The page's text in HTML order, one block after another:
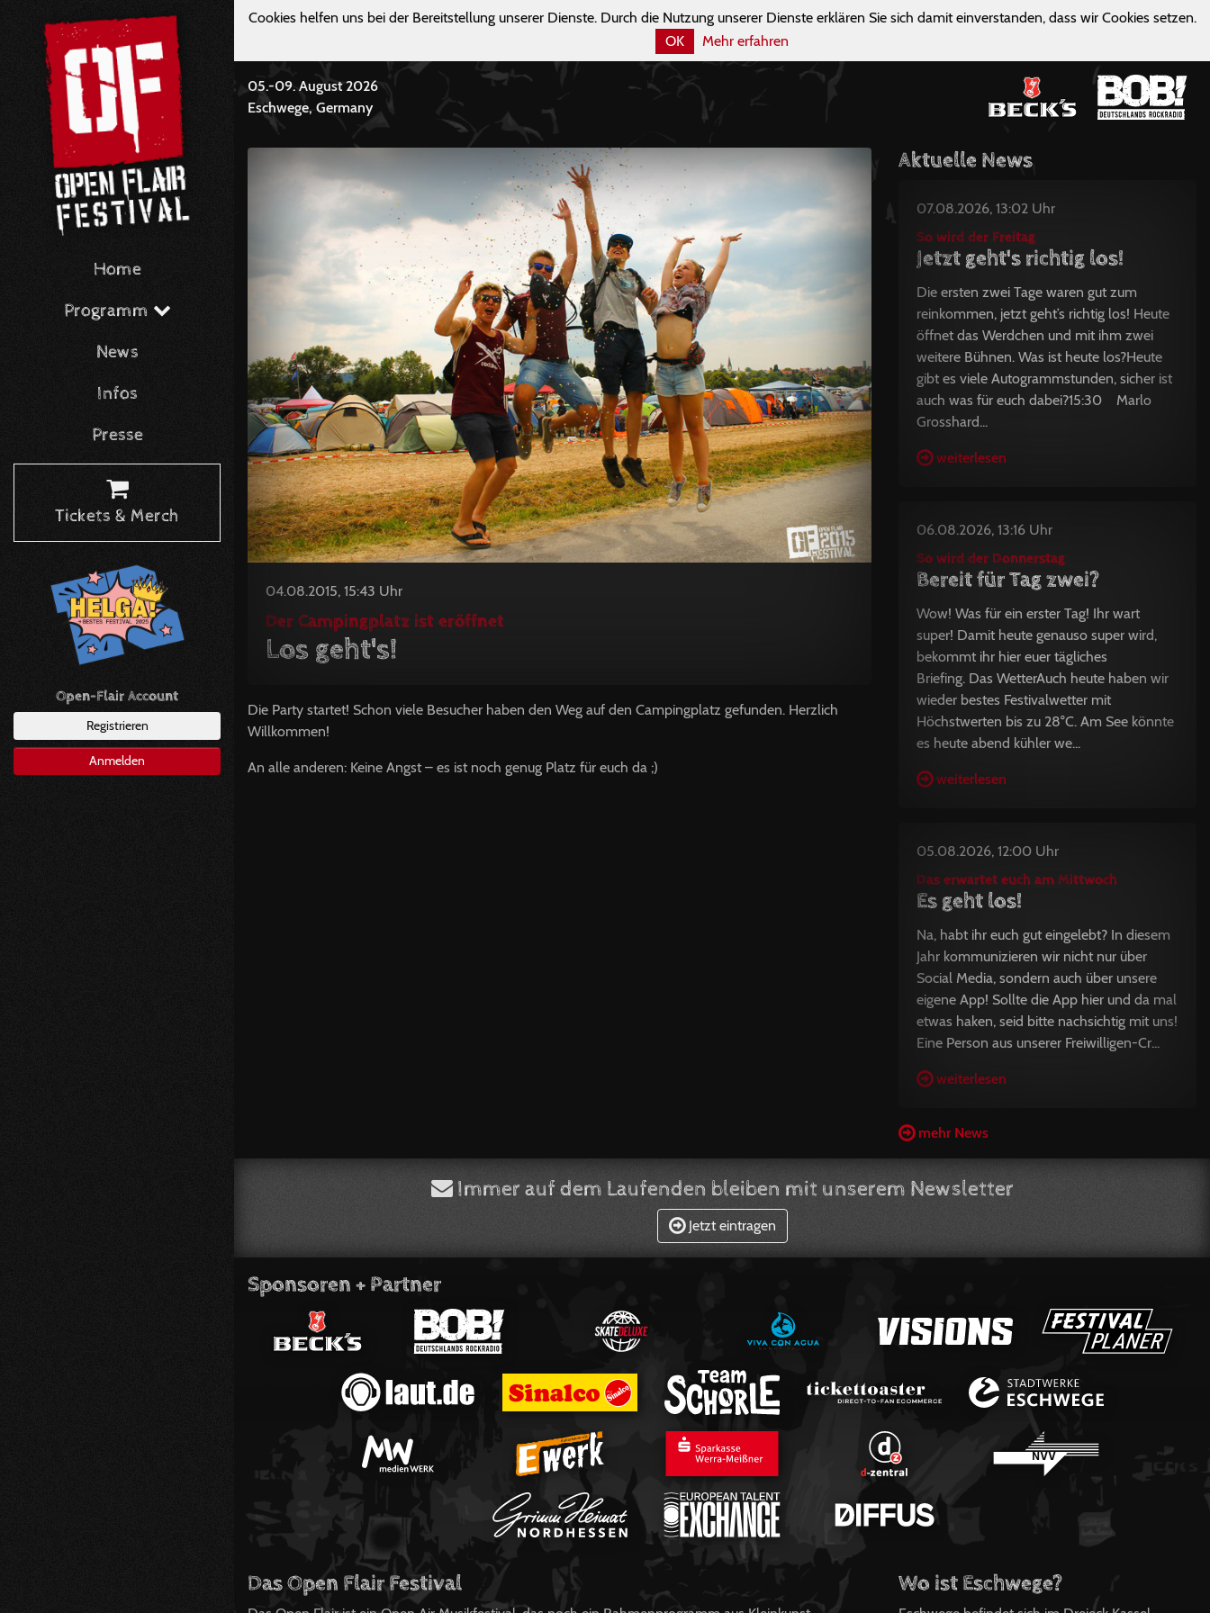
Home
Programm
News
Infos
Presse
Tickets & Merch
Open-Flair Account
Registrieren
Anmelden
Cookies helfen uns bei der Bereitstellung unserer Dienste. Durch die Nutzung unserer Dienste erklären Sie sich damit einverstanden, dass wir Cookies setzen.
OK
Mehr erfahren
05.-09. August 2026
Eschwege, Germany
04.08.2015, 15:43 Uhr
Der Campingplatz ist eröffnet
Los geht's!
Die Party startet! Schon viele Besucher haben den Weg auf den Campingplatz gefunden. Herzlich
Willkommen!
An alle anderen: Keine Angst – es ist noch genug Platz für euch da ;)
Aktuelle News
07.08.2026, 13:02 Uhr
So wird der Freitag
Jetzt geht's richtig los!
Die ersten zwei Tage waren gut zum
reinkommen, jetzt geht’s richtig los! Heute
öffnet das Werdchen und mit ihm zwei
weitere Bühnen. Was ist heute los?Heute
gibt es viele Autogrammstunden, sicher ist
auch was für euch dabei?15:30 Marlo
Grosshard...
weiterlesen
06.08.2026, 13:16 Uhr
So wird der Donnerstag
Bereit für Tag zwei?
Wow! Was für ein erster Tag! Ihr wart
super! Damit heute genauso super wird,
bekommt ihr hier euer tägliches
Briefing. Das WetterAuch heute haben wir
wieder bestes Festivalwetter mit
Höchstwerten bis zu 28°C. Am See könnte
es heute abend kühler we...
weiterlesen
05.08.2026, 12:00 Uhr
Das erwartet euch am Mittwoch
Es geht los!
Na, habt ihr euch gut eingelebt? In diesem
Jahr kommunizieren wir nicht nur über
Social Media, sondern auch über unsere
eigene App! Sollte die App hier und da mal
etwas haken, seid bitte nachsichtig mit uns!
Eine Person aus unserer Freiwilligen-Cr...
weiterlesen
mehr News
Immer auf dem Laufenden bleiben mit unserem Newsletter
Jetzt eintragen
Sponsoren + Partner
Das Open Flair Festival Wo ist Eschwege?